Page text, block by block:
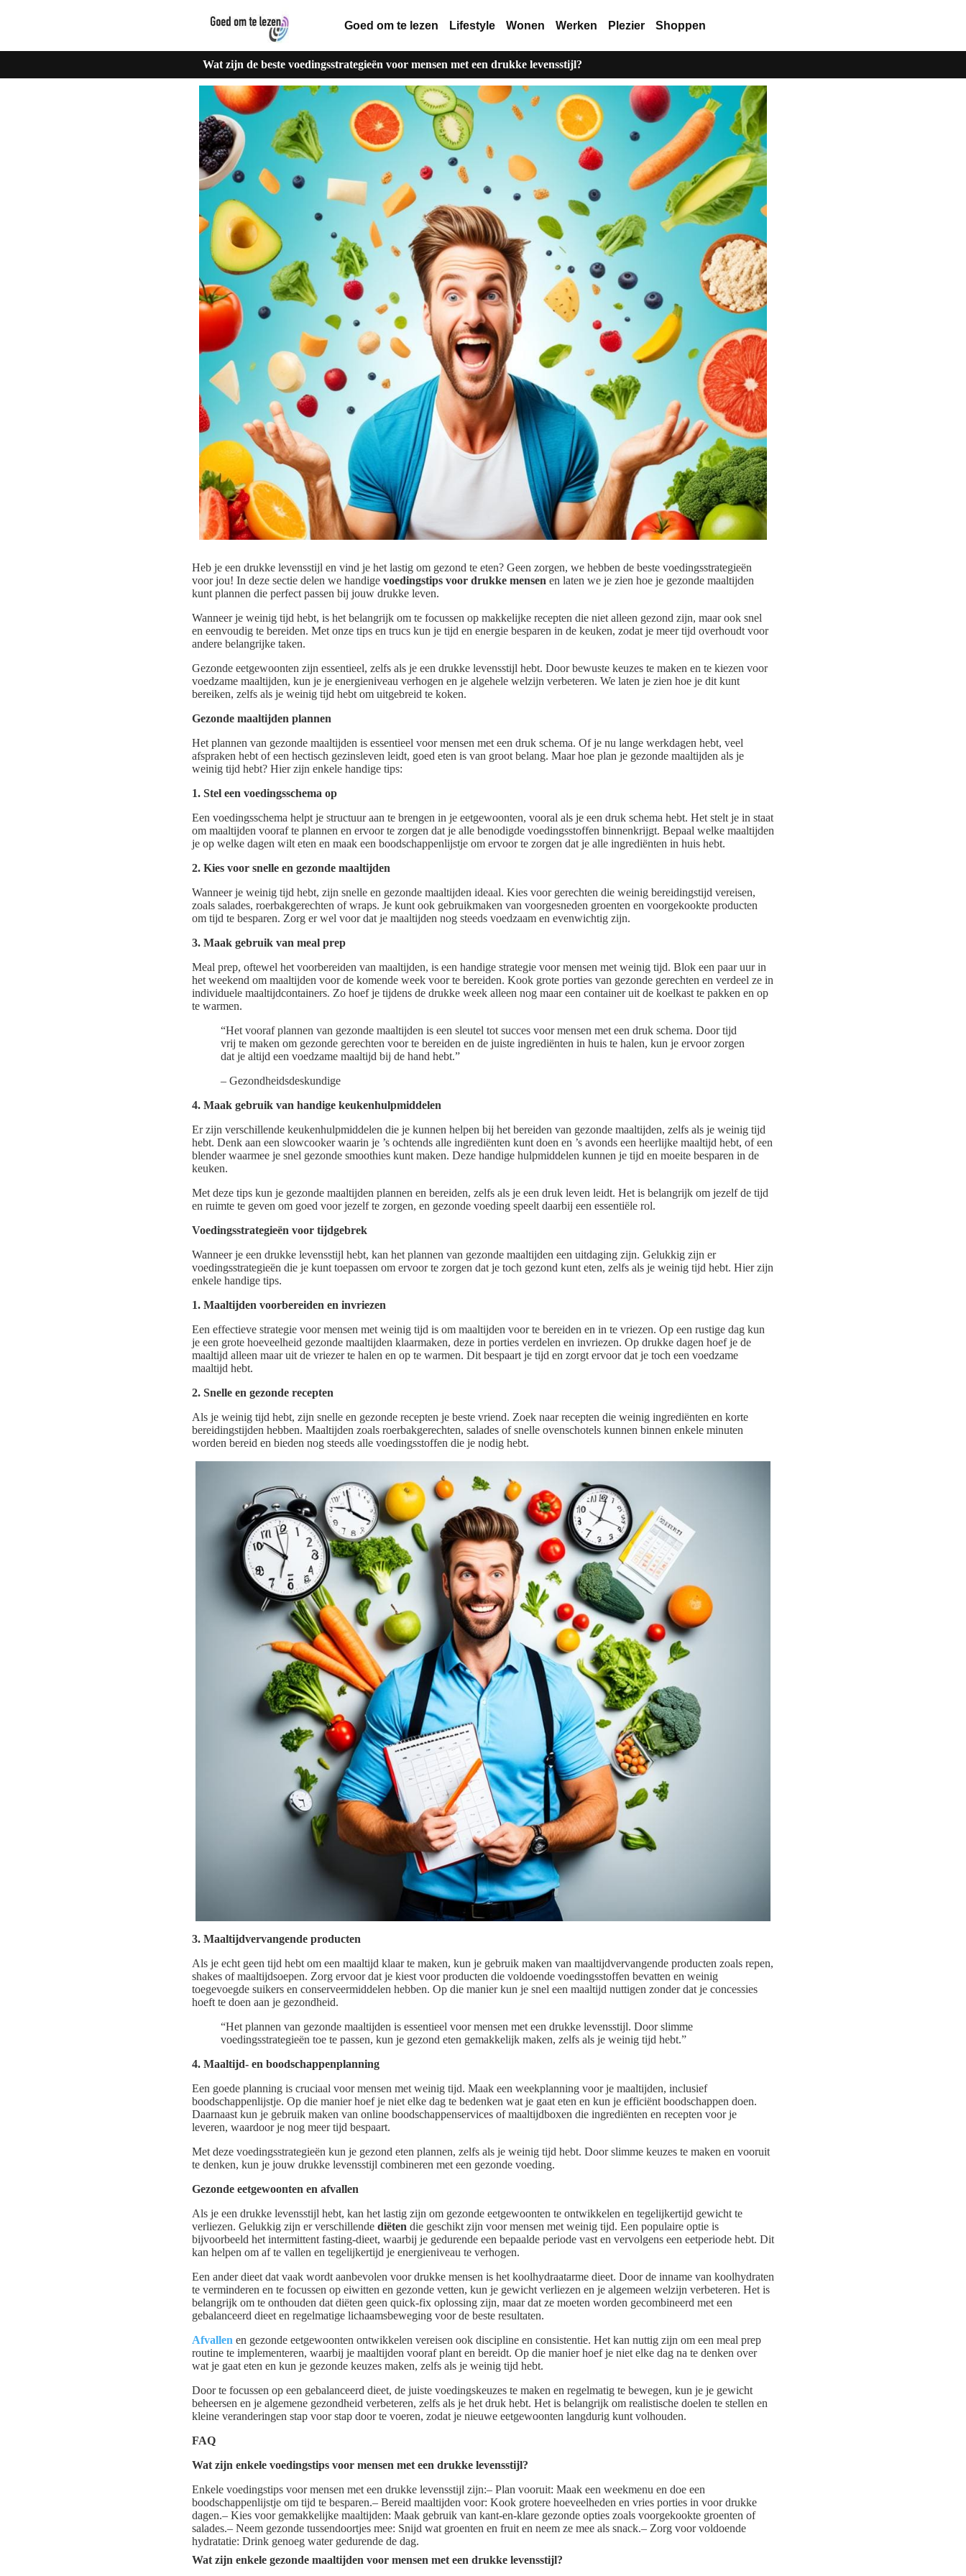
Goed om te lezen Lifestyle Wonen Werken Plezier Shoppen
Wat zijn de beste voedingsstrategieën voor mensen met een drukke levensstijl?
Heb je een drukke levensstijl en vind je het lastig om gezond te eten? Geen zorgen, we hebben de beste voedingsstrategieën
voor jou! In deze sectie delen we handige voedingstips voor drukke mensen en laten we je zien hoe je gezonde maaltijden
kunt plannen die perfect passen bij jouw drukke leven.
Wanneer je weinig tijd hebt, is het belangrijk om te focussen op makkelijke recepten die niet alleen gezond zijn, maar ook snel
en eenvoudig te bereiden. Met onze tips en trucs kun je tijd en energie besparen in de keuken, zodat je meer tijd overhoudt voor
andere belangrijke taken.
Gezonde eetgewoonten zijn essentieel, zelfs als je een drukke levensstijl hebt. Door bewuste keuzes te maken en te kiezen voor
voedzame maaltijden, kun je je energieniveau verhogen en je algehele welzijn verbeteren. We laten je zien hoe je dit kunt
bereiken, zelfs als je weinig tijd hebt om uitgebreid te koken.
Gezonde maaltijden plannen
Het plannen van gezonde maaltijden is essentieel voor mensen met een druk schema. Of je nu lange werkdagen hebt, veel
afspraken hebt of een hectisch gezinsleven leidt, goed eten is van groot belang. Maar hoe plan je gezonde maaltijden als je
weinig tijd hebt? Hier zijn enkele handige tips:
1. Stel een voedingsschema op
Een voedingsschema helpt je structuur aan te brengen in je eetgewoonten, vooral als je een druk schema hebt. Het stelt je in staat
om maaltijden vooraf te plannen en ervoor te zorgen dat je alle benodigde voedingsstoffen binnenkrijgt. Bepaal welke maaltijden
je op welke dagen wilt eten en maak een boodschappenlijstje om ervoor te zorgen dat je alle ingrediënten in huis hebt.
2. Kies voor snelle en gezonde maaltijden
Wanneer je weinig tijd hebt, zijn snelle en gezonde maaltijden ideaal. Kies voor gerechten die weinig bereidingstijd vereisen,
zoals salades, roerbakgerechten of wraps. Je kunt ook gebruikmaken van voorgesneden groenten en voorgekookte producten
om tijd te besparen. Zorg er wel voor dat je maaltijden nog steeds voedzaam en evenwichtig zijn.
3. Maak gebruik van meal prep
Meal prep, oftewel het voorbereiden van maaltijden, is een handige strategie voor mensen met weinig tijd. Blok een paar uur in
het weekend om maaltijden voor de komende week voor te bereiden. Kook grote porties van gezonde gerechten en verdeel ze in
individuele maaltijdcontainers. Zo hoef je tijdens de drukke week alleen nog maar een container uit de koelkast te pakken en op
te warmen.
“Het vooraf plannen van gezonde maaltijden is een sleutel tot succes voor mensen met een druk schema. Door tijd
vrij te maken om gezonde gerechten voor te bereiden en de juiste ingrediënten in huis te halen, kun je ervoor zorgen
dat je altijd een voedzame maaltijd bij de hand hebt.”
– Gezondheidsdeskundige
4. Maak gebruik van handige keukenhulpmiddelen
Er zijn verschillende keukenhulpmiddelen die je kunnen helpen bij het bereiden van gezonde maaltijden, zelfs als je weinig tijd
hebt. Denk aan een slowcooker waarin je ’s ochtends alle ingrediënten kunt doen en ’s avonds een heerlijke maaltijd hebt, of een
blender waarmee je snel gezonde smoothies kunt maken. Deze handige hulpmiddelen kunnen je tijd en moeite besparen in de
keuken.
Met deze tips kun je gezonde maaltijden plannen en bereiden, zelfs als je een druk leven leidt. Het is belangrijk om jezelf de tijd
en ruimte te geven om goed voor jezelf te zorgen, en gezonde voeding speelt daarbij een essentiële rol.
Voedingsstrategieën voor tijdgebrek
Wanneer je een drukke levensstijl hebt, kan het plannen van gezonde maaltijden een uitdaging zijn. Gelukkig zijn er
voedingsstrategieën die je kunt toepassen om ervoor te zorgen dat je toch gezond kunt eten, zelfs als je weinig tijd hebt. Hier zijn
enkele handige tips.
1. Maaltijden voorbereiden en invriezen
Een effectieve strategie voor mensen met weinig tijd is om maaltijden voor te bereiden en in te vriezen. Op een rustige dag kun
je een grote hoeveelheid gezonde maaltijden klaarmaken, deze in porties verdelen en invriezen. Op drukke dagen hoef je de
maaltijd alleen maar uit de vriezer te halen en op te warmen. Dit bespaart je tijd en zorgt ervoor dat je toch een voedzame
maaltijd hebt.
2. Snelle en gezonde recepten
Als je weinig tijd hebt, zijn snelle en gezonde recepten je beste vriend. Zoek naar recepten die weinig ingrediënten en korte
bereidingstijden hebben. Maaltijden zoals roerbakgerechten, salades of snelle ovenschotels kunnen binnen enkele minuten
worden bereid en bieden nog steeds alle voedingsstoffen die je nodig hebt.
3. Maaltijdvervangende producten
Als je echt geen tijd hebt om een maaltijd klaar te maken, kun je gebruik maken van maaltijdvervangende producten zoals repen,
shakes of maaltijdsoepen. Zorg ervoor dat je kiest voor producten die voldoende voedingsstoffen bevatten en weinig
toegevoegde suikers en conserveermiddelen hebben. Op die manier kun je snel een maaltijd nuttigen zonder dat je concessies
hoeft te doen aan je gezondheid.
“Het plannen van gezonde maaltijden is essentieel voor mensen met een drukke levensstijl. Door slimme
voedingsstrategieën toe te passen, kun je gezond eten gemakkelijk maken, zelfs als je weinig tijd hebt.”
4. Maaltijd- en boodschappenplanning
Een goede planning is cruciaal voor mensen met weinig tijd. Maak een weekplanning voor je maaltijden, inclusief
boodschappenlijstje. Op die manier hoef je niet elke dag te bedenken wat je gaat eten en kun je efficiënt boodschappen doen.
Daarnaast kun je gebruik maken van online boodschappenservices of maaltijdboxen die ingrediënten en recepten voor je
leveren, waardoor je nog meer tijd bespaart.
Met deze voedingsstrategieën kun je gezond eten plannen, zelfs als je weinig tijd hebt. Door slimme keuzes te maken en vooruit
te denken, kun je jouw drukke levensstijl combineren met een gezonde voeding.
Gezonde eetgewoonten en afvallen
Als je een drukke levensstijl hebt, kan het lastig zijn om gezonde eetgewoonten te ontwikkelen en tegelijkertijd gewicht te
verliezen. Gelukkig zijn er verschillende diëten die geschikt zijn voor mensen met weinig tijd. Een populaire optie is
bijvoorbeeld het intermittent fasting-dieet, waarbij je gedurende een bepaalde periode vast en vervolgens een eetperiode hebt. Dit
kan helpen om af te vallen en tegelijkertijd je energieniveau te verhogen.
Een ander dieet dat vaak wordt aanbevolen voor drukke mensen is het koolhydraatarme dieet. Door de inname van koolhydraten
te verminderen en te focussen op eiwitten en gezonde vetten, kun je gewicht verliezen en je algemeen welzijn verbeteren. Het is
belangrijk om te onthouden dat diëten geen quick-fix oplossing zijn, maar dat ze moeten worden gecombineerd met een
gebalanceerd dieet en regelmatige lichaamsbeweging voor de beste resultaten.
Afvallen en gezonde eetgewoonten ontwikkelen vereisen ook discipline en consistentie. Het kan nuttig zijn om een meal prep
routine te implementeren, waarbij je maaltijden vooraf plant en bereidt. Op die manier hoef je niet elke dag na te denken over
wat je gaat eten en kun je gezonde keuzes maken, zelfs als je weinig tijd hebt.
Door te focussen op een gebalanceerd dieet, de juiste voedingskeuzes te maken en regelmatig te bewegen, kun je je gewicht
beheersen en je algemene gezondheid verbeteren, zelfs als je het druk hebt. Het is belangrijk om realistische doelen te stellen en
kleine veranderingen stap voor stap door te voeren, zodat je nieuwe eetgewoonten langdurig kunt volhouden.
FAQ
Wat zijn enkele voedingstips voor mensen met een drukke levensstijl?
Enkele voedingstips voor mensen met een drukke levensstijl zijn:– Plan vooruit: Maak een weekmenu en doe een
boodschappenlijstje om tijd te besparen.– Bereid maaltijden voor: Kook grotere hoeveelheden en vries porties in voor drukke
dagen.– Kies voor gemakkelijke maaltijden: Maak gebruik van kant-en-klare gezonde opties zoals voorgekookte groenten of
salades.– Neem gezonde tussendoortjes mee: Snijd wat groenten en fruit en neem ze mee als snack.– Zorg voor voldoende
hydratatie: Drink genoeg water gedurende de dag.
Wat zijn enkele gezonde maaltijden voor mensen met een drukke levensstijl?